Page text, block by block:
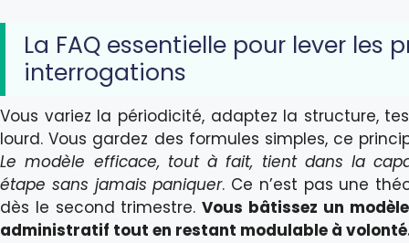
La FAQ essentielle pour lever les
interrogations
Vous variez la périodicité, adaptez la structure,
lourd. Vous gardez des formules simples, ce
Le modèle efficace, tout à fait, tient dans la
étape sans jamais paniquer. Ce n’est pas une
dès le second trimestre.Vous bâtissez un
administratif tout en restant modulable à